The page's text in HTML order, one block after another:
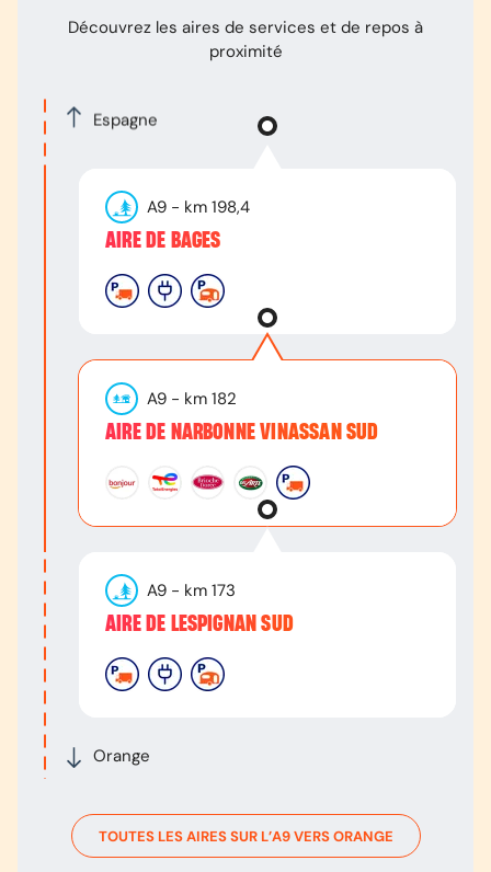
Découvrez les aires de services et de repos à
proximité
Espagne
Orange
A9 - km 198,4
AIRE DE BAGES
A9 - km 182
AIRE DE NARBONNE VINASSAN SUD
A9 - km 173
AIRE DE LESPIGNAN SUD
TOUTES LES AIRES SUR L’A9VERSORANGE